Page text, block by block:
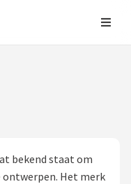
bekend staat om
Het merk